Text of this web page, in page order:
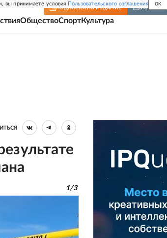
вы принимаете условия Пользовательского соглашения OK
ПОДПИСКА НА ИЗДАНИЕ
ОбществоСпортКультура
1/3